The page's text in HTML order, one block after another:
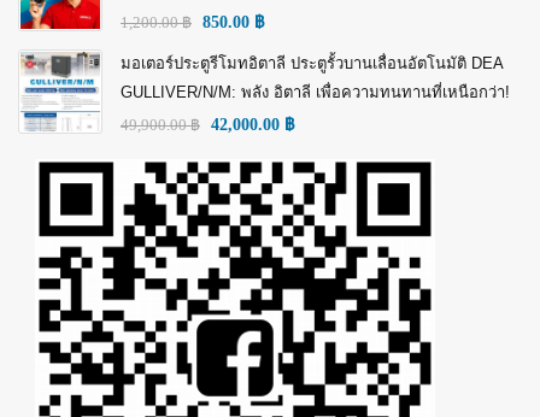
1,200.00฿ 850.00 ฿
มอเตอร์ประตูรีโมทอิตาลี ประตูรั้วบานเลื่อนอัตโนมัติ DEA
GULLIVER/N/M: พลัง อิตาลี เพื่อความทนทานที่เหนือกว่า!
49,900.00฿ 42,000.00 ฿